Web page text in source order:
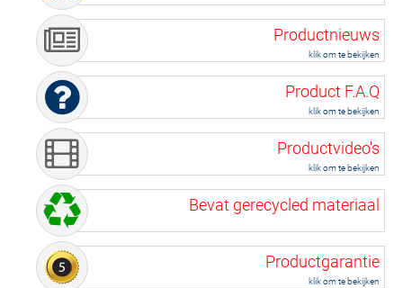
Productnieuws
klik om te bekijken
Product F.A.Q
klik om te bekijken
Productvideo's
klik om te bekijken
Bevat gerecycled materiaal
Productgarantie
klik om te bekijken